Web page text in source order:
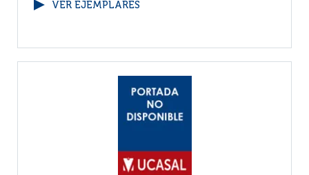
VER EJEMPLARES